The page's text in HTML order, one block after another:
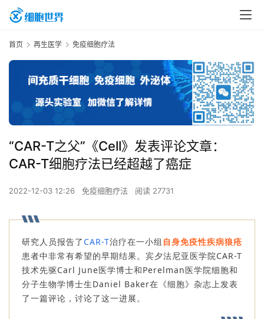
首页 再生医学 免疫细胞疗法
“CAR-T之父”《Cell》发表评论文章：
CAR-T细胞疗法已经超越了癌症
2022-12-03 12:26 免疫细胞疗法 阅读 27731
研究人员报告了 CAR-T治疗在一小组 自身免疫性疾病狼疮
患者中非常有希望的早期结果。宾夕法尼亚医学院CAR-T
技术先驱Carl June医学博士和Perelman医学院细胞和
分子生物学博士生Daniel Baker在《细胞》杂志上发表
了一篇评论，讨论了这一进展。